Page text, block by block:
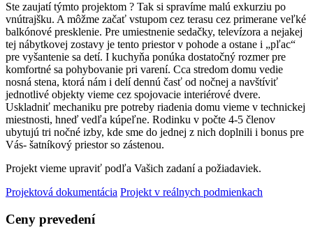
Ste zaujatí týmto projektom ? Tak si spravíme malú exkurziu po
vnútrajšku. A môžme začať vstupom cez terasu cez primerane veľké
balkónové presklenie. Pre umiestnenie sedačky, televízora a nejakej
tej nábytkovej zostavy je tento priestor v pohode a ostane i „pľac“
pre vyšantenie sa detí. I kuchyňa ponúka dostatočný rozmer pre
komfortné sa pohybovanie pri varení. Cca stredom domu vedie
nosná stena, ktorá nám i delí dennú časť od nočnej a navštíviť
jednotlivé objekty vieme cez spojovacie interiérové dvere.
Uskladniť mechaniku pre potreby riadenia domu vieme v technickej
miestnosti, hneď vedľa kúpeľne. Rodinku v počte 4-5 členov
ubytujú tri nočné izby, kde sme do jednej z nich doplnili i bonus pre
Vás- šatníkový priestor so zástenou.
Projekt vieme upraviť podľa Vašich zadaní a požiadaviek.
Projektová dokumentácia Projekt v reálnych podmienkach
Ceny prevedení